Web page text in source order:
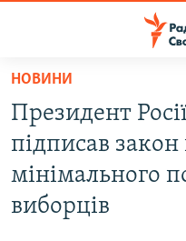
Перейти
основного
матеріалу
Перейти
до
основної
ВСЕ ЗА ДОБУ
СТАТТІ
ПОЛІТИКА
ВІЙНА
НОВИНИ
Президент
підписав
мінімального
виборців